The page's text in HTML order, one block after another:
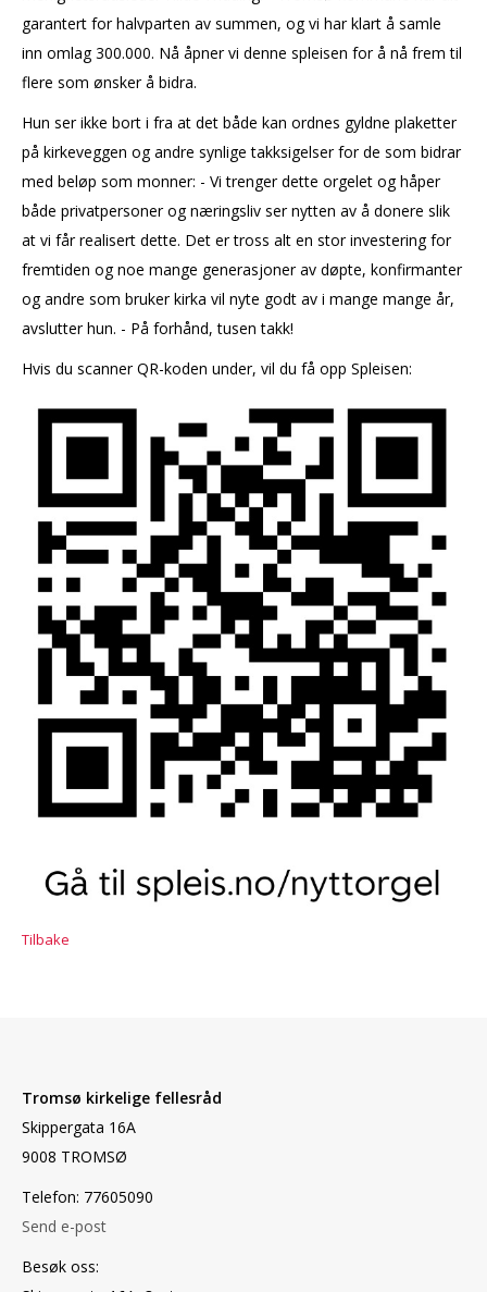
garantert for halvparten av summen, og vi har klart å samle
inn omlag 300.000. Nå åpner vi denne spleisen for å nå frem til
flere som ønsker å bidra.
Hun ser ikke bort i fra at det både kan ordnes gyldne plaketter
på kirkeveggen og andre synlige takksigelser for de som bidrar
med beløp som monner: - Vi trenger dette orgelet og håper
både privatpersoner og næringsliv ser nytten av å donere slik
at vi får realisert dette. Det er tross alt en stor investering for
fremtiden og noe mange generasjoner av døpte, konfirmanter
og andre som bruker kirka vil nyte godt av i mange mange år,
avslutter hun. - På forhånd, tusen takk!
Hvis du scanner QR-koden under, vil du få opp Spleisen:
Tilbake
Tromsø kirkelige fellesråd
Skippergata 16A
9008 TROMSØ
Telefon: 77605090
Send e-post
Besøk oss: